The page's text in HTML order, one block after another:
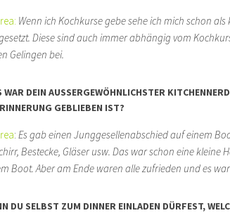
Wenn ich Kochkurse gebe sehe ich mich schon
Diese sind auch immer abhängig vom
Gelingen bei.
WAR DEIN AUSSERGEWÖHNLICHSTER
GEBLIEBEN IST?
: Es gab einen Junggesellenabschied auf einem
Bestecke, Gläser usw. Das war schon eine kleine
Boot. Aber am Ende waren alle zufrieden und es
DU SELBST ZUM DINNER EINLADEN DÜRFEST,